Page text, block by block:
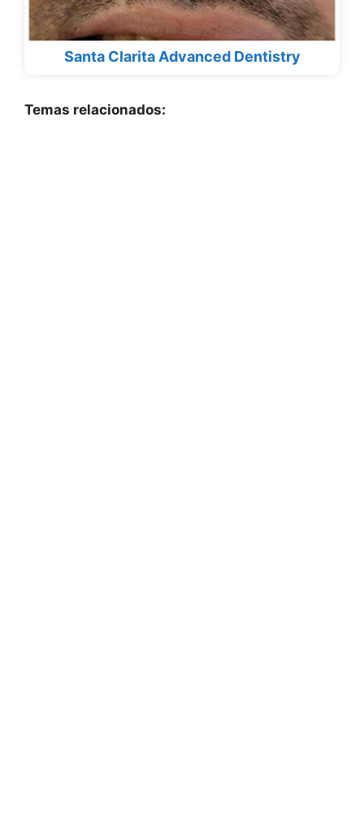
Santa Clarita Advanced Dentistry
Temas relacionados: